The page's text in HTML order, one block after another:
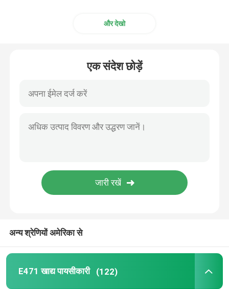
सोरबेटन फैटी एसिड एस्टर
बेकरी पायसीकारी
ग्लिसरॉल मोनोलौरेट
केक जेल
और देखो
एक संदेश छोड़ें
अन्य श्रेणियों अमेरिका से
E471 खाद्य पायसीकारी (122)